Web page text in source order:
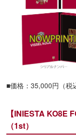
■価格：35,000円（税
【INIESTA KO8E
（1st）